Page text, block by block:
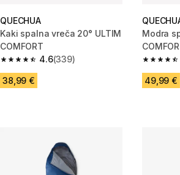
QUECHUA
Kaki spalna vreča 20° ULTIM
COMFORT
4.6
4.6 od 5 zvezdic from 339 ocene
(339)
38,99 €
Modra
4.7 od
49,99 €